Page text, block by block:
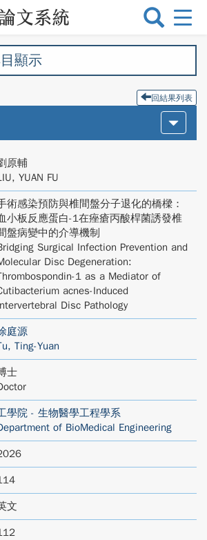
選
切
顯示
回結果列表
原輔
YUAN FU
術感染預防與椎間盤分子退化的橋樑：
小板反應蛋白-1在痤瘡丙酸桿菌誘發椎
盤病變中的介導機制
Surgical Infection Prevention and
Disc Degeneration:
1 as a Mediator of
acnes-Induced
Disc Pathology
庭源
Ting-Yuan
士
學院 - 生物醫學工程學系
of BioMedical Engineering
文